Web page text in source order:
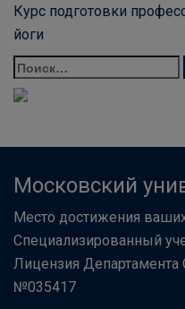
Курс подготовки
йоги
Московский
Место достижения
Специализированный
Лицензия
№035417